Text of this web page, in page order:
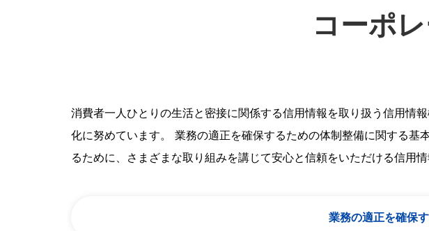
コーポ
消費者一人ひとりの生活と密接に関係する信用情報を取り扱う信用情
化に努めています。 業務の適正を確保するための体制整備に関する
るために、さまざまな取り組みを講じて安心と信頼をいただける信用
業務の適正を確保